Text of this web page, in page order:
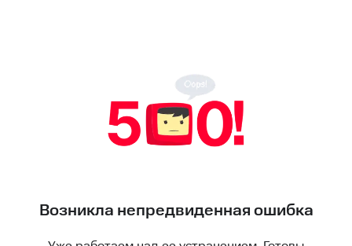
Возникла непредвиденная ошибка